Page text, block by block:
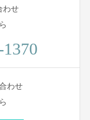
わせ
わせ